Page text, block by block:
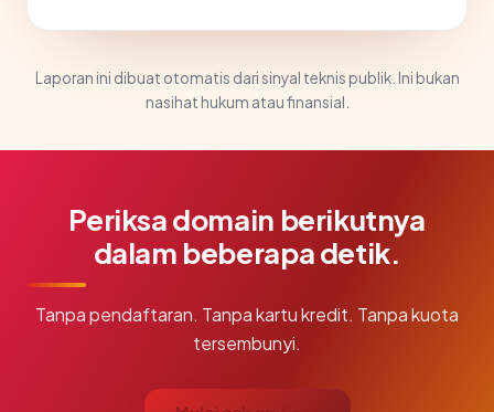
Laporan ini dibuat otomatis dari sinyal teknis publik. Ini bukan
nasihat hukum atau finansial.
Periksa domain berikutnya
dalam beberapa detik.
Tanpa pendaftaran. Tanpa kartu kredit. Tanpa kuota
tersembunyi.